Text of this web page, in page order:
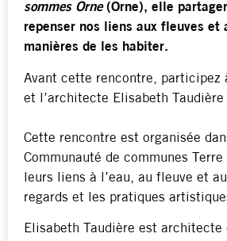
sommes Orne(Orne), elle
repenser nos liens aux fleuves
manières de les habiter.
Avant cette rencontre, participez
et l’architecte Elisabeth
Cette rencontre est organisée
Communauté de communes
leurs liens à l’eau, au fleuve et
regards et les pratiques
Elisabeth Taudière est